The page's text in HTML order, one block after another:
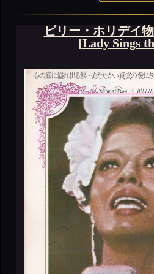
ビリー・ホリデイ
[Lady Sings